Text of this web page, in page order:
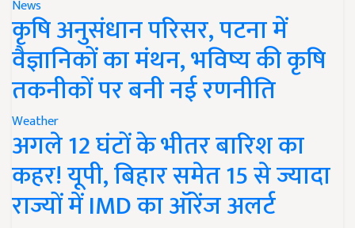
News
कृषि अनुसंधान परिसर, पटना में
वैज्ञानिकों का मंथन, भविष्य की कृषि
तकनीकों पर बनी नई रणनीति
Weather
अगले 12 घंटों के भीतर बारिश का
कहर! यूपी, बिहार समेत 15 से ज्यादा
राज्यों में IMD का ऑरेंज अलर्ट